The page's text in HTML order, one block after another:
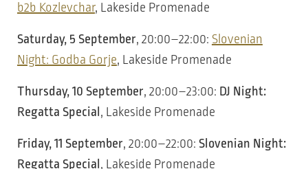
b2b Kozlevchar, Lakeside Promenade
Saturday, 5 September, 20:00–22:00: Slovenian
Night: Godba Gorje, Lakeside Promenade
Thursday, 10 September, 20:00–23:00: DJ Night:
Regatta Special , Lakeside Promenade
Friday, 11 September, 20:00–22:00: Slovenian Night:
Regatta Special , Lakeside Promenade